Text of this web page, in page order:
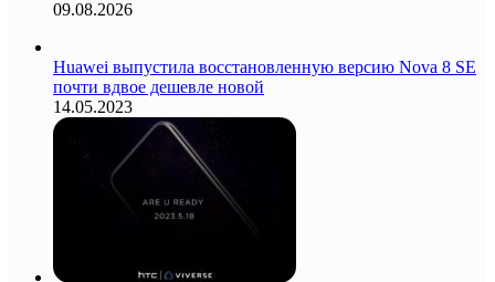
09.08.2026
Huawei выпустила восстановленную версию Nova 8 SE
почти вдвое дешевле новой
14.05.2023